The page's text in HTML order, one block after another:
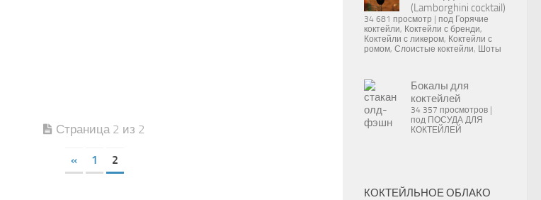
Страница 2 из 2
« 1 2
(Lamborghini cocktail)
34 681 просмотр под Горячие
коктейли, Коктейли с бренди,
Коктейли с ликером, Коктейли с
ромом, Слоистые коктейли, Шоты
Бокалы для
коктейлей
34 357 просмотров
под ПОСУДА ДЛЯ
КОКТЕЙЛЕЙ
КОКТЕЙЛЬНОЕ ОБЛАКО